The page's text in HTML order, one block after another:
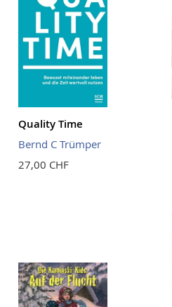
Quality Time
Bernd C Trümper
27,00 CHF